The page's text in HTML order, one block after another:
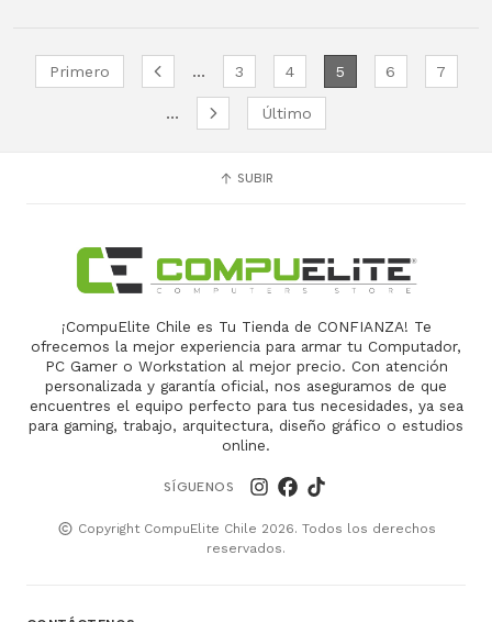
Primero ... 3 4 5 6 7
... Último
SUBIR
¡CompuElite Chile es Tu Tienda de CONFIANZA! Te
ofrecemos la mejor experiencia para armar tu Computador,
PC Gamer o Workstation al mejor precio. Con atención
personalizada y garantía oficial, nos aseguramos de que
encuentres el equipo perfecto para tus necesidades, ya sea
para gaming, trabajo, arquitectura, diseño gráfico o estudios
online.
SÍGUENOS
Copyright CompuElite Chile 2026. Todos los derechos
reservados.